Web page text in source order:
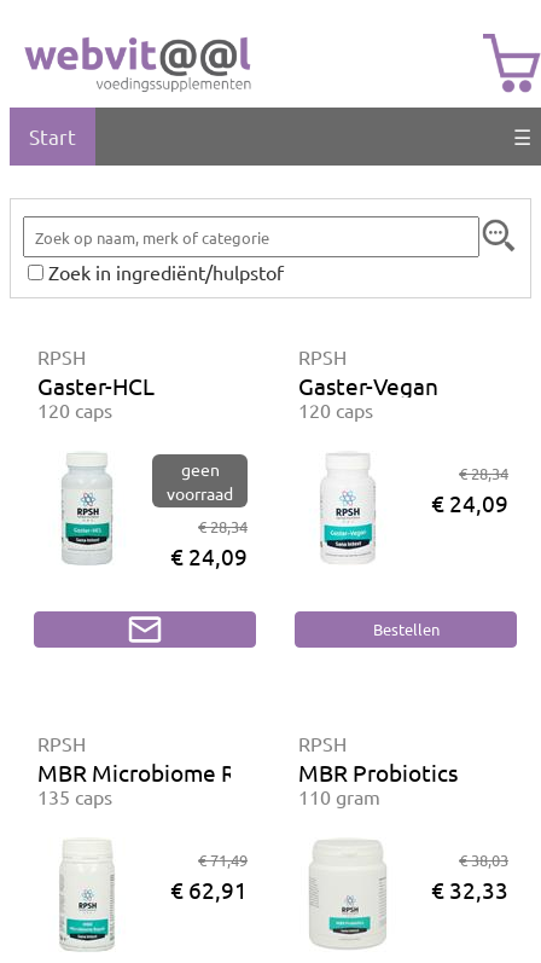
Start ☰
Zoek in ingrediënt/hulpstof
RPSH
Gaster-HCL
120 caps
geen
voorraad
€ 28,34
€ 24,09
RPSH
Gaster-Vegan
120 caps
€ 28,34
€ 24,09
RPSH
MBR Microbiome Repair
135 caps
€ 71,49
€ 62,91
RPSH
MBR Probiotics
110 gram
€ 38,03
€ 32,33